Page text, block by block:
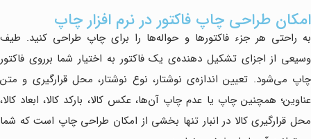
امکان طراحی چاپ فاکتور در نرم افزار چاپ
به راحتی هر جزء فاکتورها و حواله‌ها را برای چاپ طراحی کنید. طیف
وسیعی از اجزای تشکیل دهنده‌ی یک فاکتور به اختیار شما برروی فاکتور
چاپ می‌شود. تعیین اندازه‌ی نوشتار، نوع نوشتار، محل قرارگیری و متن
عناوین؛ همچنین چاپ یا عدم چاپ آن‌ها، عکس کالا، بارکد کالا، ابعاد کالا،
محل قرارگیری کالا در انبار تنها بخشی از امکان طراحی چاپ است که شما